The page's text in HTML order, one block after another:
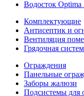
Водосток
Комплектующие
Антисептик и
Вентиляция
Грядочная
Ограждения
Панельные
Заборы жалюзи
Подсистемы для